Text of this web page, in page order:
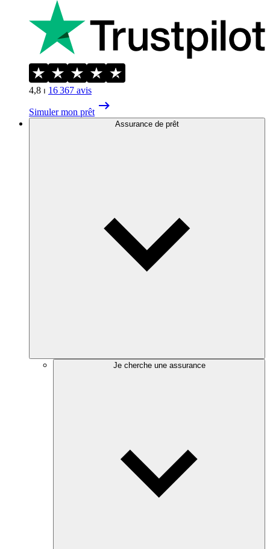
4,8 ⏐ 16 367 avis
Simuler mon prêt
Assurance de prêt
Je cherche une assurance